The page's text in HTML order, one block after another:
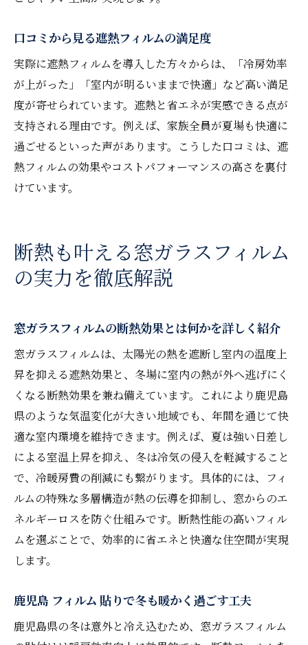
口コミから見る遮熱フィルムの満足度
実際に遮熱フィルムを導入した方々からは、「冷房効率
が上がった」「室内が明るいままで快適」など高い満足
度が寄せられています。遮熱と省エネが実感できる点が
支持される理由です。例えば、家族全員が夏場も快適に
過ごせるといった声があります。こうした口コミは、遮
熱フィルムの効果やコストパフォーマンスの高さを裏付
けています。
断熱も叶える窓ガラスフィルム
の実力を徹底解説
窓ガラスフィルムの断熱効果とは何かを詳しく紹介
窓ガラスフィルムは、太陽光の熱を遮断し室内の温度上
昇を抑える遮熱効果と、冬場に室内の熱が外へ逃げにく
くなる断熱効果を兼ね備えています。これにより鹿児島
県のような気温変化が大きい地域でも、年間を通じて快
適な室内環境を維持できます。例えば、夏は強い日差し
による室温上昇を抑え、冬は冷気の侵入を軽減すること
で、冷暖房費の削減にも繋がります。具体的には、フィ
ルムの特殊な多層構造が熱の伝導を抑制し、窓からのエ
ネルギーロスを防ぐ仕組みです。断熱性能の高いフィル
ムを選ぶことで、効率的に省エネと快適な住空間が実現
します。
鹿児島 フィルム 貼りで冬も暖かく過ごす工夫
鹿児島県の冬は意外と冷え込むため、窓ガラスフィルム